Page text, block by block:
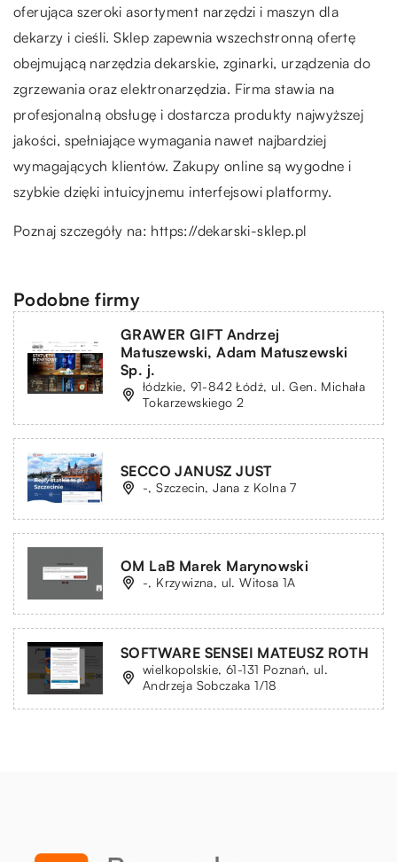
oferująca szeroki asortyment narzędzi i maszyn dla
dekarzy i cieśli. Sklep zapewnia wszechstronną ofertę
obejmującą narzędzia dekarskie, zginarki, urządzenia do
zgrzewania oraz elektronarzędzia. Firma stawia na
profesjonalną obsługę i dostarcza produkty najwyższej
jakości, spełniające wymagania nawet najbardziej
wymagających klientów. Zakupy online są wygodne i
szybkie dzięki intuicyjnemu interfejsowi platformy.
Poznaj szczegóły na: https://dekarski-sklep.pl
Podobne firmy
GRAWER GIFT Andrzej
Matuszewski, Adam Matuszewski
Sp. j.
łódzkie, 91-842 Łódź, ul. Gen. Michała
Tokarzewskiego 2
SECCO JANUSZ JUST
-, Szczecin, Jana z Kolna 7
OM LaB Marek Marynowski
-, Krzywizna, ul. Witosa 1A
SOFTWARE SENSEI MATEUSZ ROTH
wielkopolskie, 61-131 Poznań, ul.
Andrzeja Sobczaka 1/18